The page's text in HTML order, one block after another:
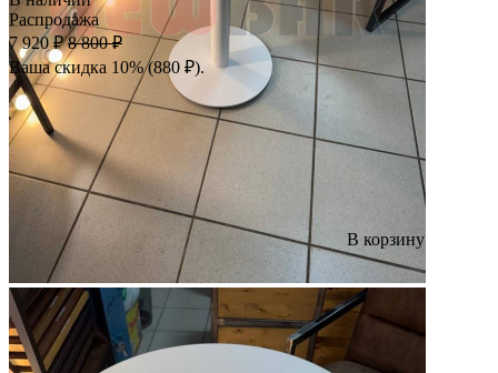
Распродажа
7 920 ₽ 8 800 ₽
Ваша скидка 10% (880 ₽).
В корзину